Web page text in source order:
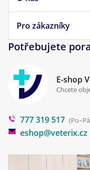
Veterinární diety
Pamlsky pro psy
Obchodní podmínky
Reklamace a vrácení
Cookies a podmínky
Náš příběh
Pro zákazníky
Klinika Prostějov
Poradna
Blog
Potřebujete
E-shop
Chcete
777 319 517
eshop@veterix.cz